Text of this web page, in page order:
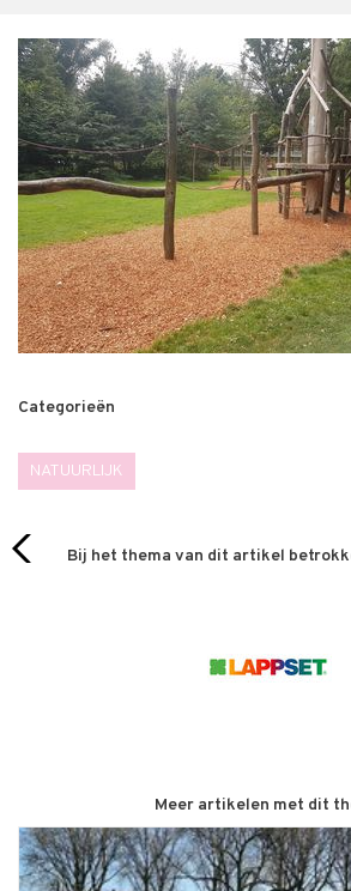
Categorieën
NATUURLIJK
Bij het thema van dit artikel
Meer artikelen met dit